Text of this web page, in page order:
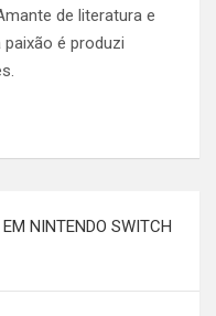
de literatura e
paixão é produzi
NINTENDO SWITCH